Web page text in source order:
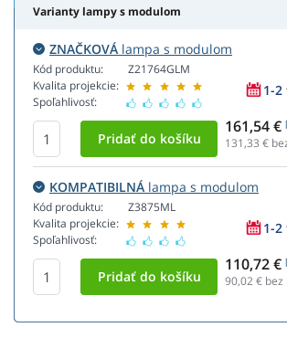
Varianty lampy s modulom
ZNAČKOVÁ lampa s modulom
Kód produktu:
Kvalita projekcie:
Spoľahlivosť:
Z21764GLM
1-
161,54 €
131,33 €
KOMPATIBILNÁ lampa s modulom
Kód produktu:
Kvalita projekcie:
Spoľahlivosť:
Z3875ML
1-
110,72 €
90,02€ bez